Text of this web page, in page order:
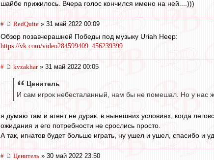
шайбе прижилось. Вчера голос кончился имено на ней....)))
# RedQuite » 31 май 2022 00:09
Обзор позавчерашней Победы под музыку Uriah Heep:
https://vk.com/video284599409_456239399
# kvzakhar» 31 май 2022 00:05
Ценитель
И сам игрок небесталанный, нам бы не помешал. Но у нас
я думаю там и агент не дурак. в нынешних условиях, когда
ожидания и его потребности не срослись просто.
А так, игнатов будет больше играть, ну ушел и ушел, спасибо и
# Ценитель » 30 май 2022 23:50